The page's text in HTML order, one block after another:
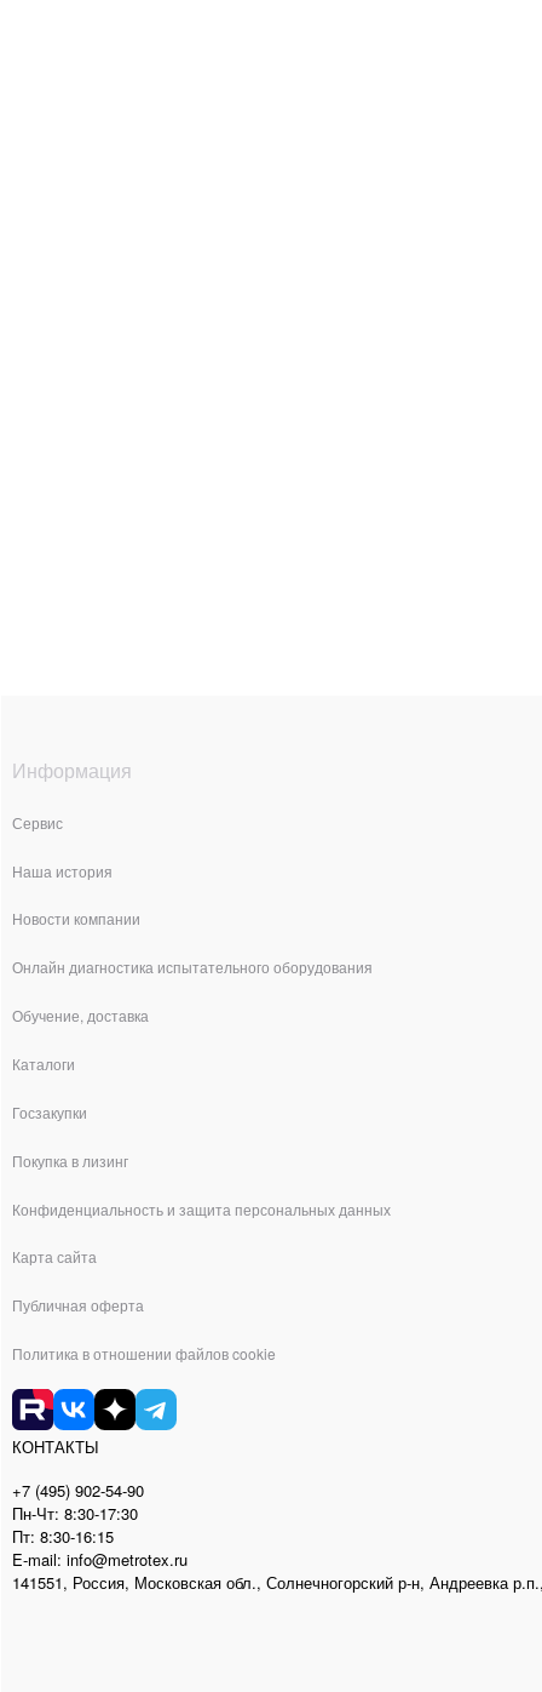
Информация
Сервис
Наша история
Новости компании
Онлайн диагностика испытательного оборудования
Обучение, доставка
Каталоги
Госзакупки
Покупка в лизинг
Конфиденциальность и защита персональных данных
Карта сайта
Публичная оферта
Политика в отношении файлов cookie
КОНТАКТЫ
+7 (495) 902-54-90
Пн-Чт: 8:30-17:30
Пт: 8:30-16:15
E-mail: info@metrotex.ru
141551, Россия, Московская обл., Солнечногорский р-н, Андреевка